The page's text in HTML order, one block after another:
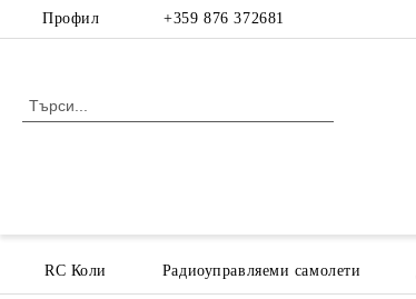
Профил +359 876 372681
RC Коли Радиоуправляеми самолети